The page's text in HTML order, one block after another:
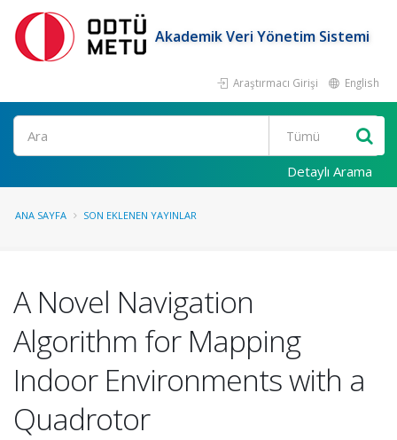
Akademik Veri Yönetim Sistemi
Araştırmacı Girişi English
Ara
Detaylı Arama
ANA SAYFA SON EKLENEN YAYINLAR
A Novel Navigation
Algorithm for Mapping
Indoor Environments with a
Quadrotor